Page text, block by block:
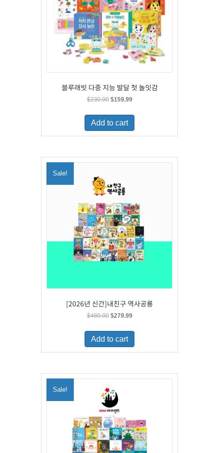
블루래빗 다중 지능 발달 첫 놀잇감
$230.00 Original
was:
$230.00.
$159.99Current
is:
Add to cart
Sale!
[2026년 신간]내친구 역사공룡
$480.00 Original
was:
$480.00.
$279.99Current
is:
Add to cart
Sale!